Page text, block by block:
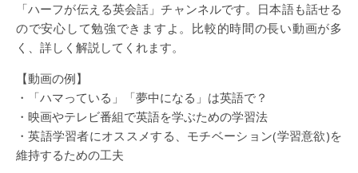
「ハーフが伝える英会話」チャンネルです。日本語も話せる
ので安心して勉強できますよ。比較的時間の長い動画が多
く、詳しく解説してくれます。
【動画の例】
・「ハマっている」「夢中になる」は英語で？
・映画やテレビ番組で英語を学ぶための学習法
・英語学習者にオススメする、モチベーション(学習意欲)を
維持するための工夫